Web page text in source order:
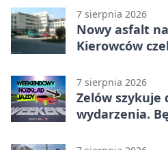
7 sierpnia 2026
Nowy asfalt
Kierowców
7 sierpnia 2026
Zelów szykuje
wydarzenia.